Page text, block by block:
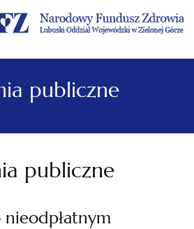
Menu
główne
Menu
lewe
Treść
główna
Szukaj
w
serwisie
Stopka
publiczne
publiczne
nieodpłatnym